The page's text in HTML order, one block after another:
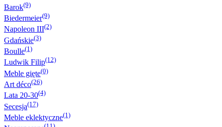
Barok(9)
Biedermeier(9)
Napoleon III(2)
Gdańskie(3)
Boulle(1)
Ludwik Filip(12)
Meble gięte(0)
Art déco(26)
Lata 20-30(4)
Secesja(17)
Meble eklektyczne(1)